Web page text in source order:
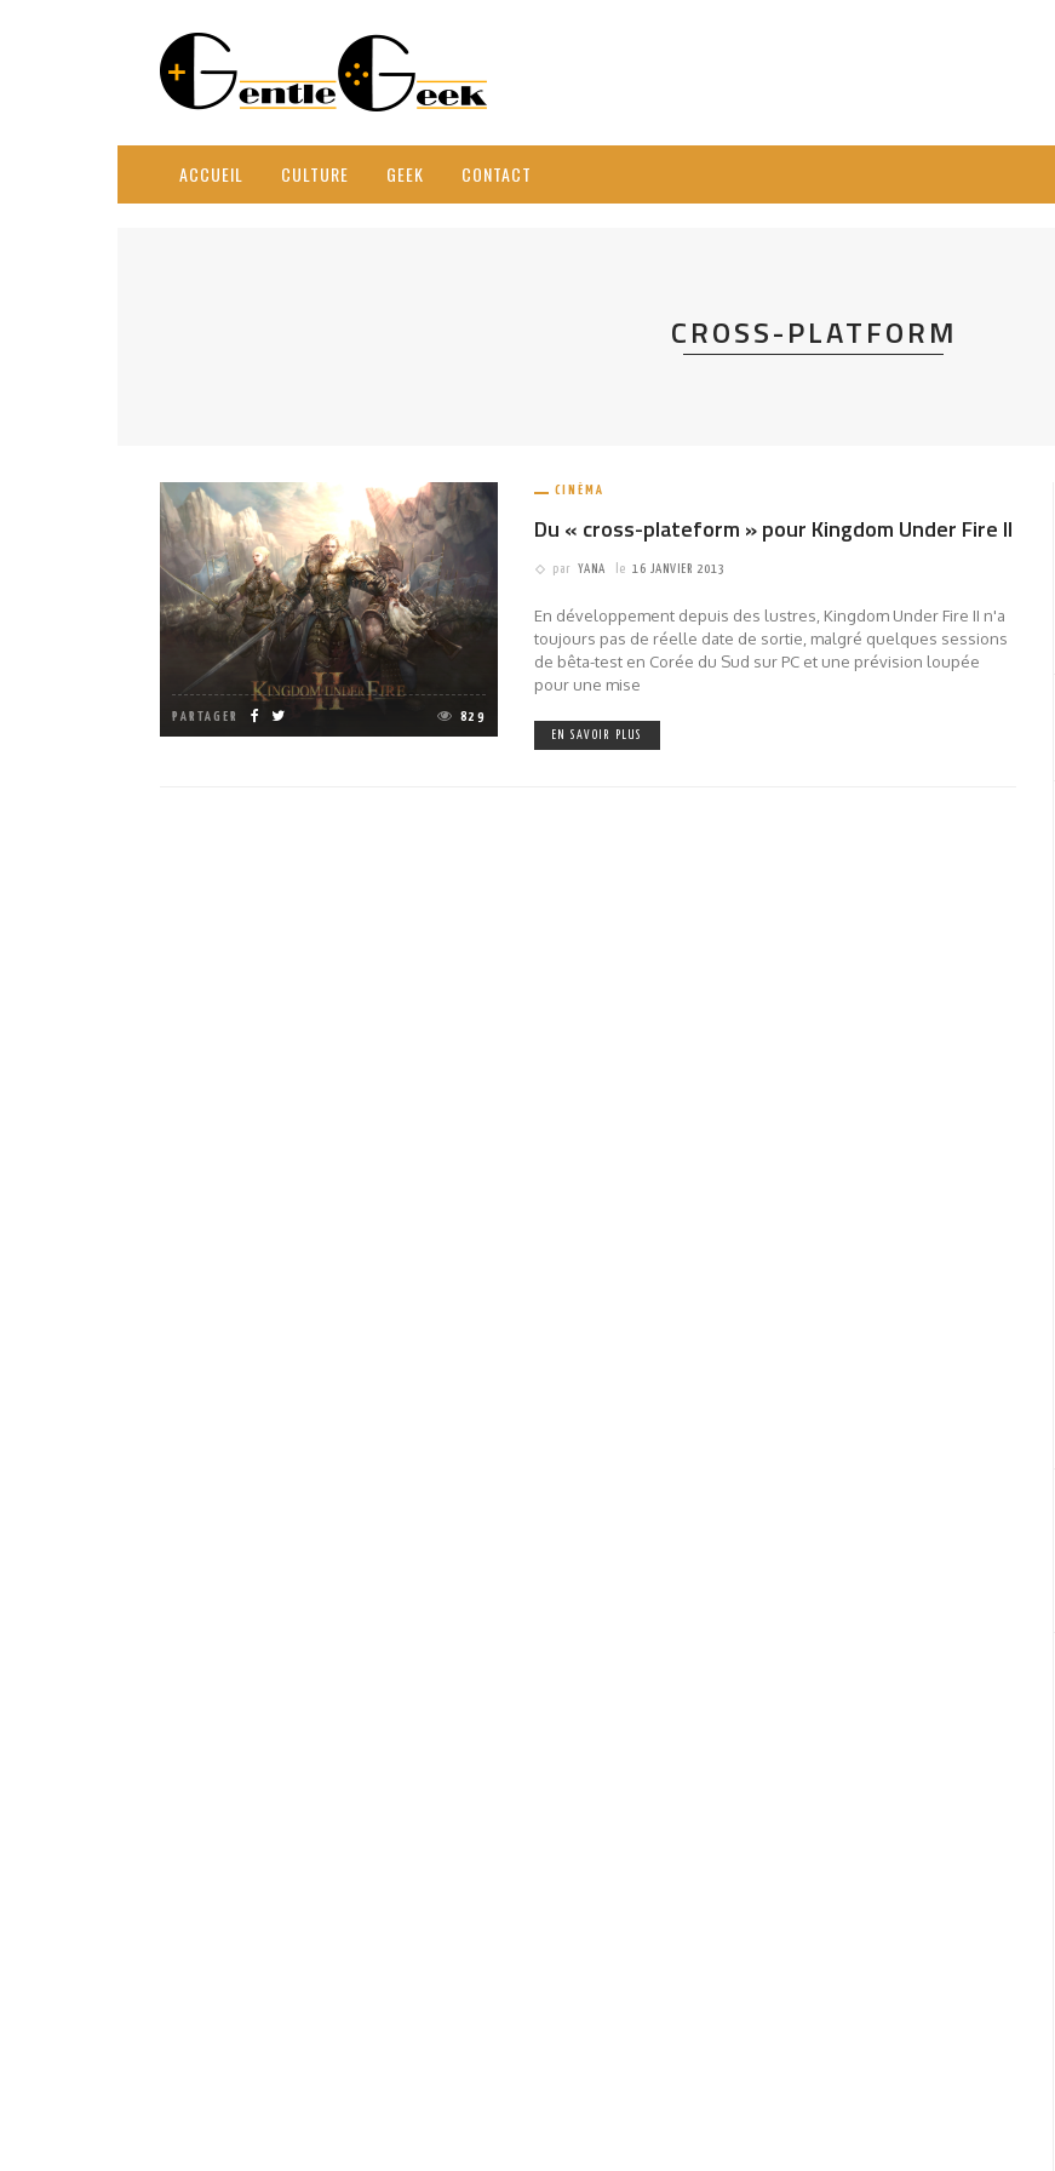
ACCUEIL CULTURE GEEK CONTACT
CROSS-PLATFORM
PARTAGER 829
CINÉMA
Du « cross-plateform » pour Kingdom Under Fire II
par YANA le 16 JANVIER 2013
En développement depuis des lustres, Kingdom Under Fire II n'a
toujours pas de réelle date de sortie, malgré quelques sessions
de bêta-test en Corée du Sud sur PC et une prévision loupée
pour une mise
EN SAVOIR PLUS